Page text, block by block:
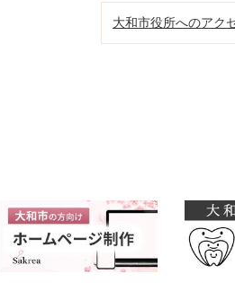
大和市役所へのアク